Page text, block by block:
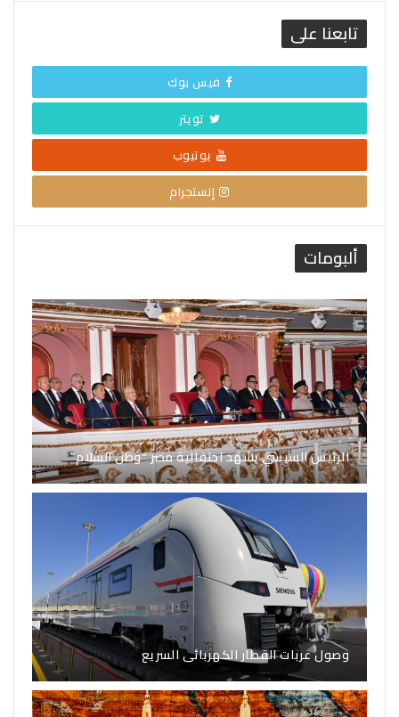
تابعنا على
فيس بوك
تويتر
يوتيوب
إنستجرام
ألبومات
الرئيس السيسي يشهد احتفالية مصر “وطن السلام”
وصول عربات القطار الكهربائى السريع